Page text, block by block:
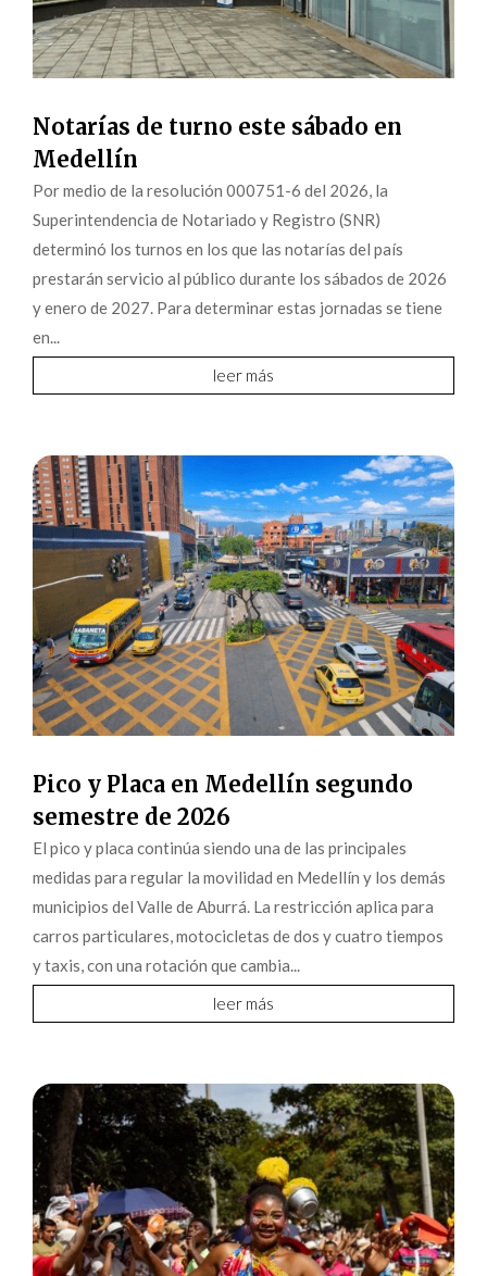
Notarías de turno este sábado en
Medellín
Por medio de la resolución 000751-6 del 2026, la
Superintendencia de Notariado y Registro (SNR)
determinó los turnos en los que las notarías del país
prestarán servicio al público durante los sábados de 2026
y enero de 2027. Para determinar estas jornadas se tiene
en...
leer más
Pico y Placa en Medellín segundo
semestre de 2026
El pico y placa continúa siendo una de las principales
medidas para regular la movilidad en Medellín y los demás
municipios del Valle de Aburrá. La restricción aplica para
carros particulares, motocicletas de dos y cuatro tiempos
y taxis, con una rotación que cambia...
leer más